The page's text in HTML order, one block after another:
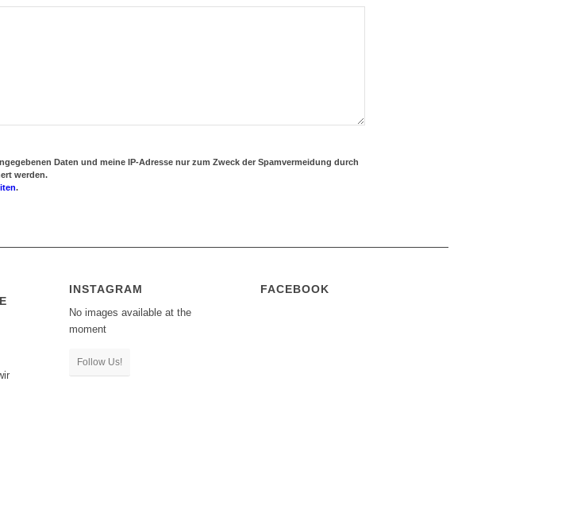
Daten und meine IP-Adresse nur zum Zweck der Spamvermeidung durch
werden.
.
INSTAGRAM
No images available at the
moment
Follow Us!
FACEBOOK